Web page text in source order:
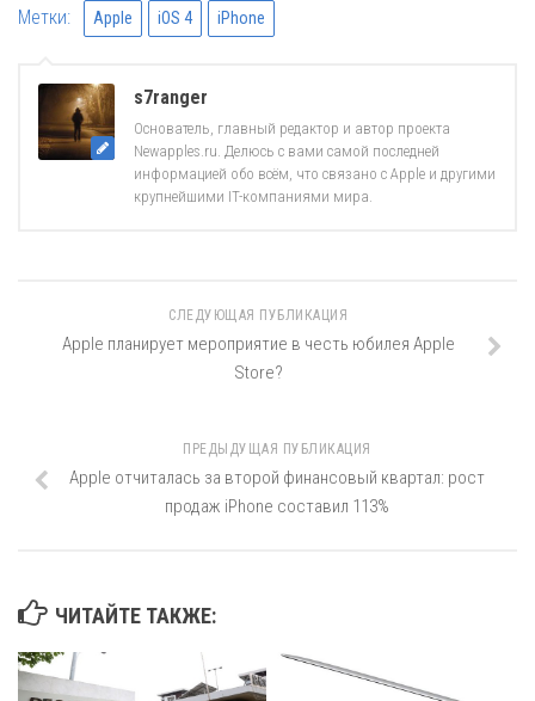
Метки: Apple iOS 4 iPhone
s7ranger
Основатель, главный редактор и автор проекта
Newapples.ru. Делюсь с вами самой последней
информацией обо всём, что связано с Apple и другими
крупнейшими IT-компаниями мира.
СЛЕДУЮЩАЯ ПУБЛИКАЦИЯ
Apple планирует мероприятие в честь юбилея Apple
Store?
ПРЕДЫДУЩАЯ ПУБЛИКАЦИЯ
Apple отчиталась за второй финансовый квартал: рост
продаж iPhone составил 113%
ЧИТАЙТЕ ТАКЖЕ: